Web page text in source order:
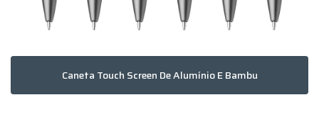
Caneta Touch Screen De Alumínio E Bambu